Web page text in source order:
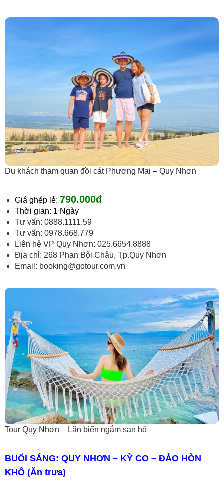
Du khách tham quan đồi cát Phương Mai – Quy Nhơn
Giá ghép lẻ: 790.000đ
Thời gian: 1 Ngày
Tư vấn: 0888.1111.59
Tư vấn: 0978.668.779
Liên hệ VP Quy Nhơn: 025.6654.8888
Địa chỉ: 268 Phan Bội Châu, Tp.Quy Nhơn
Email: booking@gotour.com.vn
Tour Quy Nhơn – Lặn biển ngắm san hô
BUỔI SÁNG: QUY NHƠN – KỲ CO – ĐẢO HÒN
KHÔ (Ăn trưa)